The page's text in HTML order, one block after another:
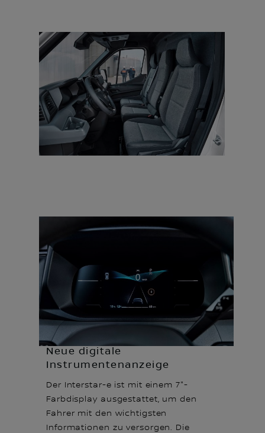
Neue digitale
Instrumentenanzeige
Der Interstar-e ist mit einem 7"-
Farbdisplay ausgestattet, um den
Fahrer mit den wichtigsten
Informationen zu versorgen. Die